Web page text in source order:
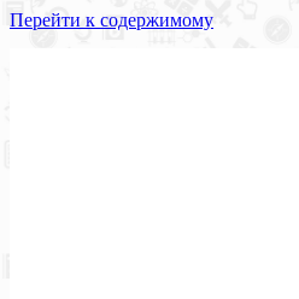
Перейти к содержимому